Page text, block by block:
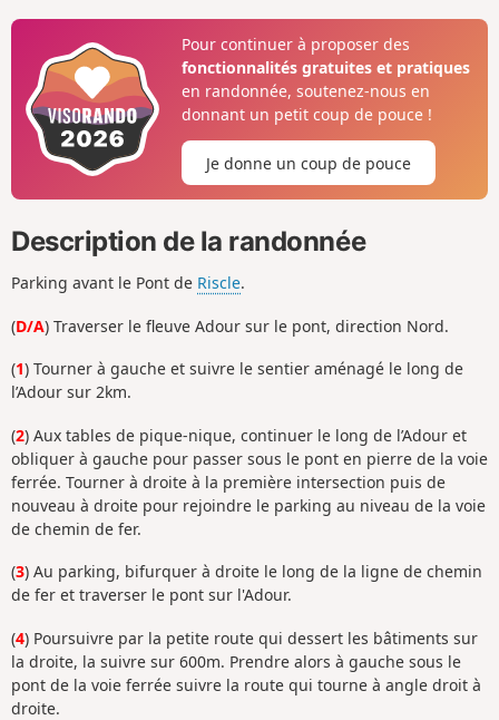
Pour continuer à proposer des
fonctionnalités gratuites et pratiques
en randonnée, soutenez-nous en
donnant un petit coup de pouce !
Je donne un coup de pouce
Description de la randonnée
Parking avant le Pont de Riscle.
(D/A) Traverser le fleuve Adour sur le pont, direction Nord.
(1) Tourner à gauche et suivre le sentier aménagé le long de
l’Adour sur 2km.
(2) Aux tables de pique-nique, continuer le long de l’Adour et
obliquer à gauche pour passer sous le pont en pierre de la voie
ferrée. Tourner à droite à la première intersection puis de
nouveau à droite pour rejoindre le parking au niveau de la voie
de chemin de fer.
(3) Au parking, bifurquer à droite le long de la ligne de chemin
de fer et traverser le pont sur l'Adour.
(4) Poursuivre par la petite route qui dessert les bâtiments sur
la droite, la suivre sur 600m. Prendre alors à gauche sous le
pont de la voie ferrée suivre la route qui tourne à angle droit à
droite.